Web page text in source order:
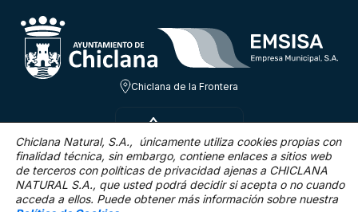
Chiclana de la Frontera
JUE 6 AGO
29.3ºC
16.2 Km/h 0 %
Chiclana Natural, S.A., únicamente utiliza cookies propias con
finalidad técnica, sin embargo, contiene enlaces a sitios web
de terceros con políticas de privacidad ajenas a CHICLANA
NATURAL S.A., que usted podrá decidir si acepta o no cuando
acceda a ellos. Puede obtener más información sobre nuestra